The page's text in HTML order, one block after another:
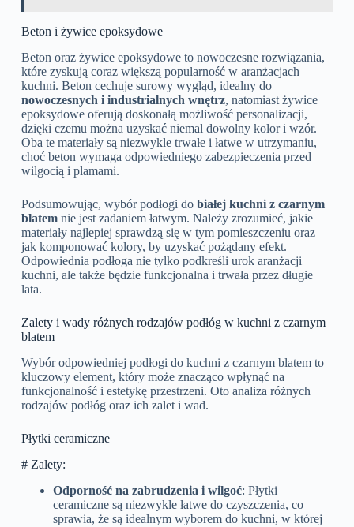
Beton i żywice epoksydowe
Beton oraz żywice epoksydowe to nowoczesne rozwiązania,
które zyskują coraz większą popularność w aranżacjach
kuchni. Beton cechuje surowy wygląd, idealny do
nowoczesnych i industrialnych wnętrz, natomiast żywice
epoksydowe oferują doskonałą możliwość personalizacji,
dzięki czemu można uzyskać niemal dowolny kolor i wzór.
Oba te materiały są niezwykle trwałe i łatwe w utrzymaniu,
choć beton wymaga odpowiedniego zabezpieczenia przed
wilgocią i plamami.
Podsumowując, wybór podłogi do białej kuchni z czarnym
blatemnie jest zadaniem łatwym. Należy zrozumieć, jakie
materiały najlepiej sprawdzą się w tym pomieszczeniu oraz
jak komponować kolory, by uzyskać pożądany efekt.
Odpowiednia podłoga nie tylko podkreśli urok aranżacji
kuchni, ale także będzie funkcjonalna i trwała przez długie
lata.
Zalety i wady różnych rodzajów podłóg w kuchni z czarnym
blatem
Wybór odpowiedniej podłogi do kuchni z czarnym blatem to
kluczowy element, który może znacząco wpłynąć na
funkcjonalność i estetykę przestrzeni. Oto analiza różnych
rodzajów podłóg oraz ich zalet i wad.
Płytki ceramiczne
# Zalety:
Odporność na zabrudzenia i wilgoć: Płytki
ceramiczne są niezwykle łatwe do czyszczenia, co
sprawia, że są idealnym wyborem do kuchni, w której